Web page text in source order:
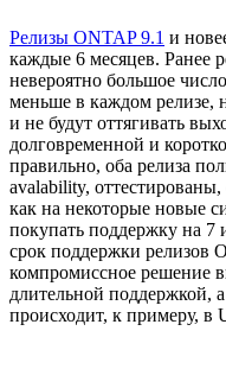
Релизы ONTAP 9.1 и
каждые 6 месяцев. Ранее
невероятно большое
меньше в каждом релизе,
и не будут оттягивать
долговременной и
правильно, оба релиза
avalability,
как на некоторые новые
покупать поддержку на 7
срок поддержки релизов
компромиссное решение
длительной поддержкой,
происходит, к примеру, в